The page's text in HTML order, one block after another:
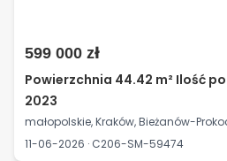
599 000 zł
Powierzchnia 44.42 m² Ilość
2023
małopolskie, Kraków, Bieżanów-
11-06-2026 · C206-SM-59474